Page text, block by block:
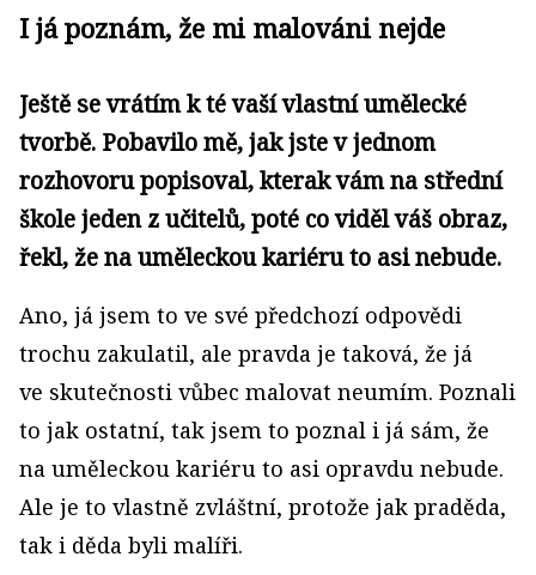
I já poznám, že mi malováni nejde
Ještě se vrátím k té vaší vlastní umělecké
tvorbě. Pobavilo mě, jak jste v jednom
rozhovoru popisoval, kterak vám na střední
škole jeden z učitelů, poté co viděl váš obraz,
řekl, že na uměleckou kariéru to asi nebude.
Ano, já jsem to ve své předchozí odpovědi
trochu zakulatil, ale pravda je taková, že já
ve skutečnosti vůbec malovat neumím. Poznali
to jak ostatní, tak jsem to poznal i já sám, že
na uměleckou kariéru to asi opravdu nebude.
Ale je to vlastně zvláštní, protože jak praděda,
tak i děda byli malíři.